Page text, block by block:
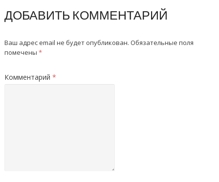
ДОБАВИТЬ КОММЕНТАРИЙ
Ваш адрес email не будет опубликован. Обязательные поля
помечены *
Комментарий *